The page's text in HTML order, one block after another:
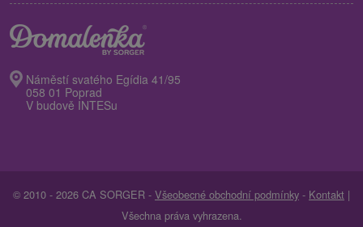
Náměstí svatého Egídia 41/95
058 01 Poprad
V budově INTESu
© 2010 - 2026 CA SORGER - Všeobecné obchodní podmínky - Kontakt |
Všechna práva vyhrazena.